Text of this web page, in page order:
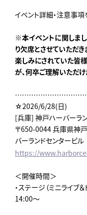
イベント詳細・注意事項
※本イベントに関しま
り欠席とさせていただき
楽しみにされていた皆
が、何卒ご理解いただ
☆2026/6/28(日)
[兵庫] 神戸ハーバーラ
〒650-0044 兵庫県神
バーランドセンタービ
https://
＜開催時間＞
・ステージ（ミニライブ＆
14:00～